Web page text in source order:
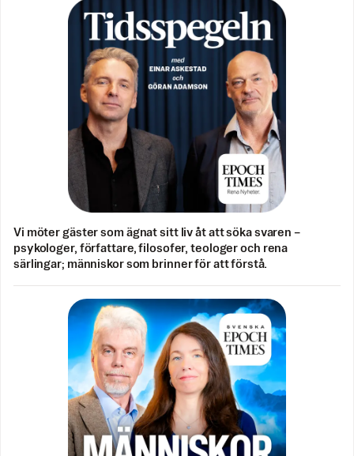
Vi möter gäster som ägnat sitt liv åt att söka svaren –
psykologer, författare, filosofer, teologer och rena
särlingar; människor som brinner för att förstå.